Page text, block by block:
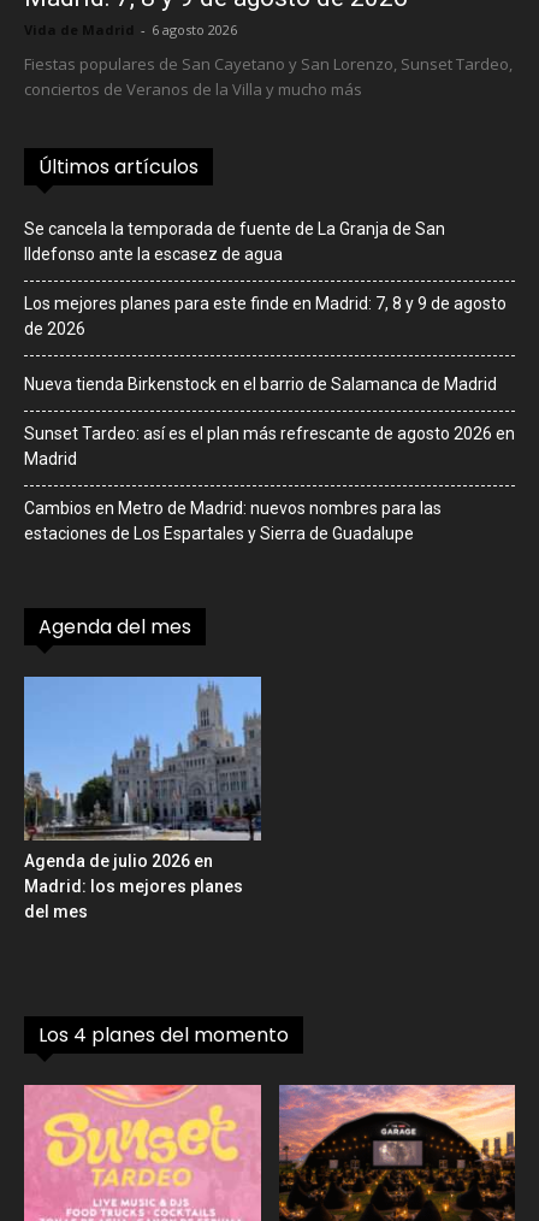
Vida de Madrid - 6 agosto 2026
Fiestas populares de San Cayetano y San Lorenzo, Sunset Tardeo,
conciertos de Veranos de la Villa y mucho más
Últimos artículos
Se cancela la temporada de fuente de La Granja de San
Ildefonso ante la escasez de agua
Los mejores planes para este finde en Madrid: 7, 8 y 9 de agosto
de 2026
Nueva tienda Birkenstock en el barrio de Salamanca de Madrid
Sunset Tardeo: así es el plan más refrescante de agosto 2026 en
Madrid
Cambios en Metro de Madrid: nuevos nombres para las
estaciones de Los Espartales y Sierra de Guadalupe
Agenda del mes
Agenda de julio 2026 en
Madrid: los mejores planes
del mes
Los 4 planes del momento